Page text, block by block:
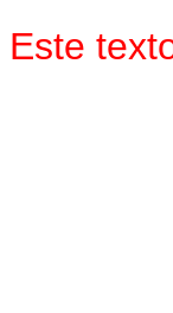
Este